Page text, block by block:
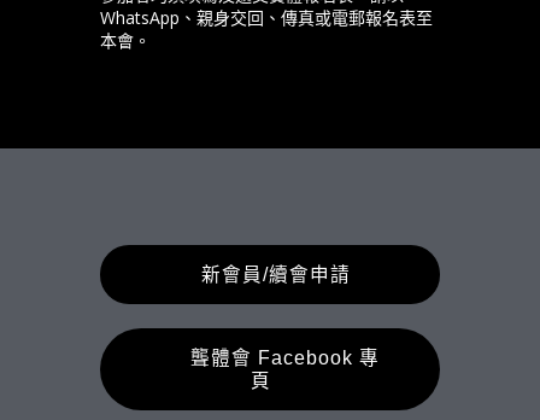
WhatsApp、親身交回、傳真或電郵報名表至
本會。
新會員/續會申請
聾體會 Facebook 專
頁